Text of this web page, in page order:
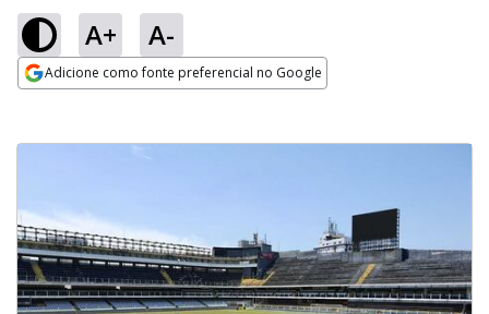
A+ A-
Adicione como fonte preferencial no Google